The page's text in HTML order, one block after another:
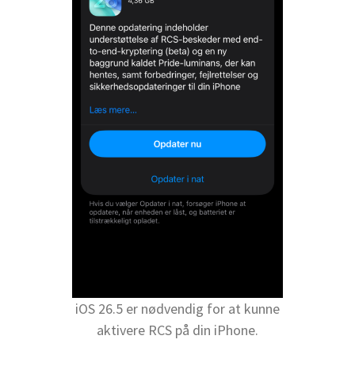
iOS 26.5 er nødvendig for at kunne
aktivere RCS på din iPhone.